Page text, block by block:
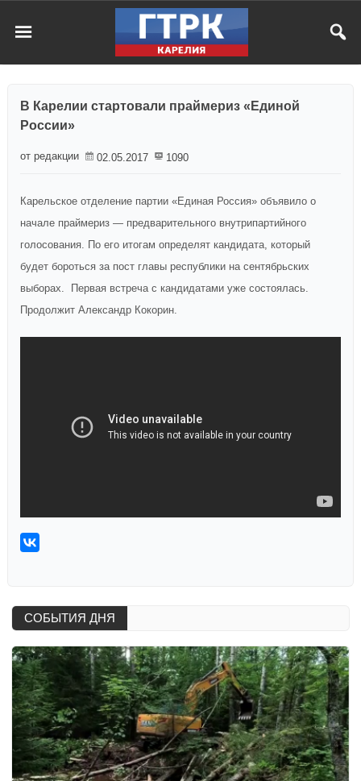
В Карелии стартовали праймериз «Единой
России»
от редакции 02.05.2017 1090
Карельское отделение партии «Единая Россия» объявило о
начале праймериз — предварительного внутрипартийного
голосования. По его итогам определят кандидата, который
будет бороться за пост главы республики на сентябрьских
выборах. Первая встреча с кандидатами уже состоялась.
Продолжит Александр Кокорин.
СОБЫТИЯ ДНЯ